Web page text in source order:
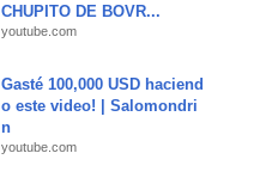
CHUPITO DE BOVR...
youtube.com
Gasté 100,000 USD haciend
o este video! | Salomondri
n
youtube.com